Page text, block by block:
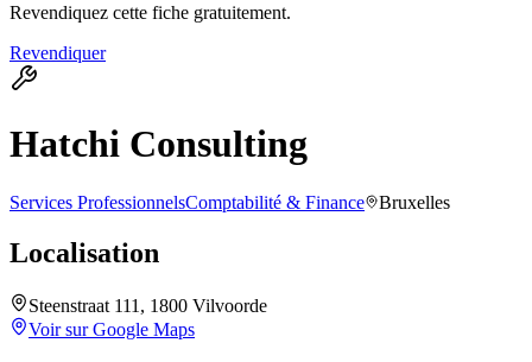
Revendiquez cette fiche gratuitement.
Revendiquer
Hatchi Consulting
Services ProfessionnelsComptabilité & Finance Bruxelles
Localisation
Steenstraat 111, 1800 Vilvoorde
Voir sur Google Maps